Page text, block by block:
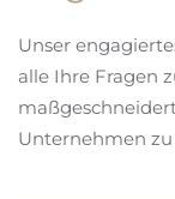
Unser
alle Ihre Fragen
Unternehmen